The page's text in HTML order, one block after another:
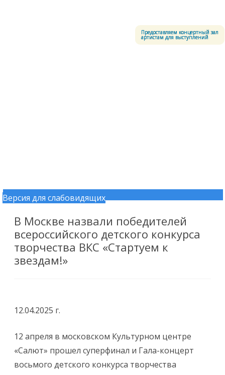
Версия для слабовидящих
Предоставляем концертный зал
артистам для выступлений
Перейти к содержимому
В Москве назвали победителей
всероссийского детского конкурса
творчества ВКС «Стартуем к
звездам!»
12.04.2025 г.
12 апреля в московском Культурном центре
«Салют» прошел суперфинал и Гала-концерт
восьмого детского конкурса творчества